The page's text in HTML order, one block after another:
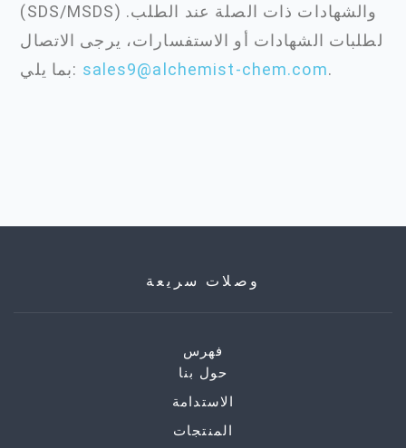
(SDS/MSDS) والشهادات ذات الصلة عند الطلب.
لطلبات الشهادات أو الاستفسارات، يرجى الاتصال
بما يلي: sales9@alchemist-chem.com.
وصلات سريعة
فهرس
حول بنا
الاستدامة
المنتجات